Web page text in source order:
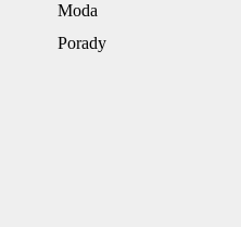
Moda
Porady